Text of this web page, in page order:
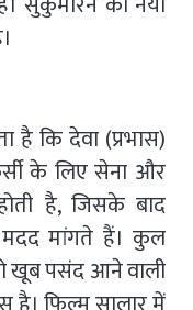
कि देवा (प्रभास)
के लिए सेना और
है, जिसके बाद
मदद मांगते हैं। कुल
खूब पसंद आने वाली